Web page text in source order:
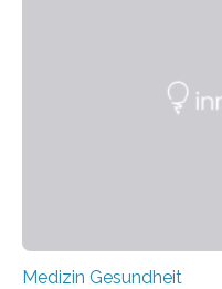
Medizin Gesundheit